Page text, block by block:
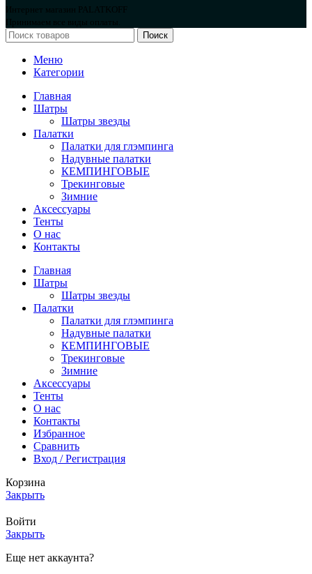
Интернет магазин PALATKOFF
Принимаем все виды оплаты.
Поиск
Меню
Категории
Главная
Шатры
Шатры звезды
Палатки
Палатки для глэмпинга
Надувные палатки
КЕМПИНГОВЫЕ
Трекинговые
Зимние
Аксессуары
Тенты
О нас
Контакты
Главная
Шатры
Шатры звезды
Палатки
Палатки для глэмпинга
Надувные палатки
КЕМПИНГОВЫЕ
Трекинговые
Зимние
Аксессуары
Тенты
О нас
Контакты
Избранное
Сравнить
Вход / Регистрация
Корзина
Закрыть
Войти
Закрыть
Еще нет аккаунта?